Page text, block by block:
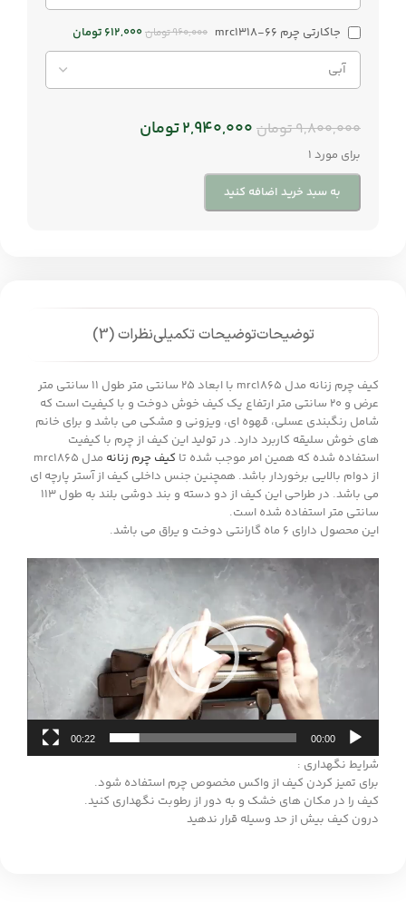
جاکارتی چرم mrc1318-66 960,000تومان612,000 تومان
9,800,000تومان 2,940,000تومان
برای مورد 1
به سبد خرید اضافه کنید
توضیحاتتوضیحات تکمیلینظرات (3)
کیف چرم زنانه مدل mrc1865 با ابعاد 25 سانتی متر طول 11 سانتی متر
عرض و 20 سانتی متر ارتفاع یک کیف خوش دوخت و با کیفیت است که
شامل رنگبندی عسلی، قهوه ای، ویزونی و مشکی می باشد و برای خانم
های خوش سلیقه کاربرد دارد. در تولید این کیف از چرم با کیفیت
استفاده شده که همین امر موجب شده تا کیف چرم زنانه
مدل mrc1865
از دوام بالایی برخوردار باشد. همچنین جنس داخلی کیف از آستر پارچه ای
می باشد. در طراحی این کیف از دو دسته و بند دوشی بلند به طول 113
سانتی متر استفاده شده است.
این محصول دارای 6 ماه گارانتی دوخت و یراق می باشد.
00:00
00:22
شرایط نگهداری :
برای تمیز کردن کیف از واکس مخصوص چرم استفاده شود.
کیف را در مکان های خشک و به دور از رطوبت نگهداری کنید.
درون کیف بیش از حد وسیله قرار ندهید